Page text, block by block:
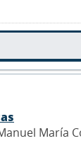
María